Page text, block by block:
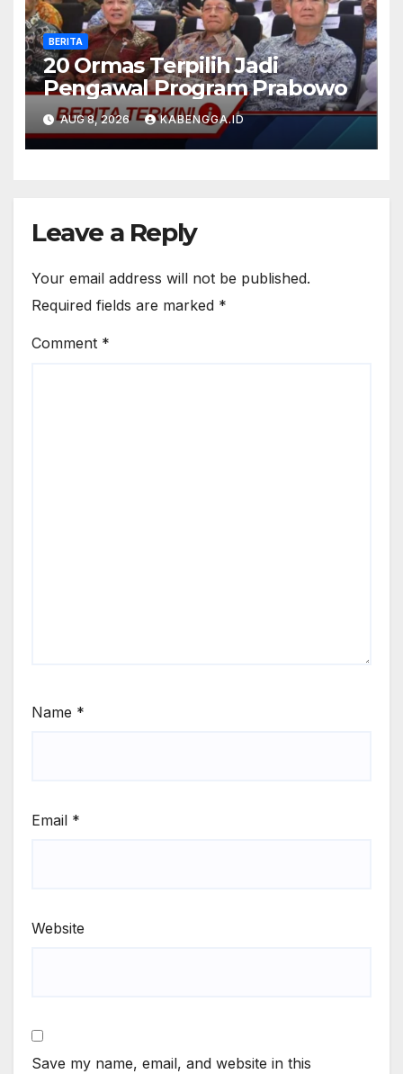
BERITA
20 Ormas Terpilih Jadi
Pengawal Program Prabowo
AUG 8, 2026 KABENGGA.ID
Leave a Reply
Your email address will not be published.
Required fields are marked *
Comment *
Name *
Email *
Website
Save my name, email, and website in this